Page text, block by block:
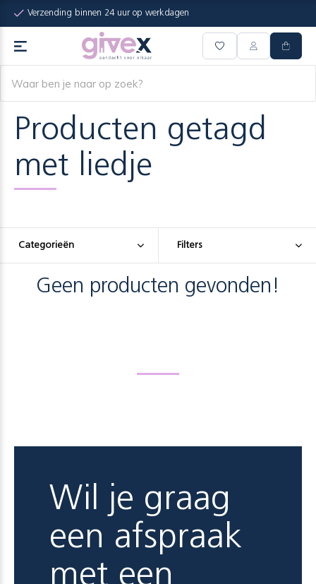
Verzending binnen 24 uur op werkdagen
Producten getagd
met liedje
Categorieën Filters
Geen producten gevonden!
Wil je graag
een afspraak
met een